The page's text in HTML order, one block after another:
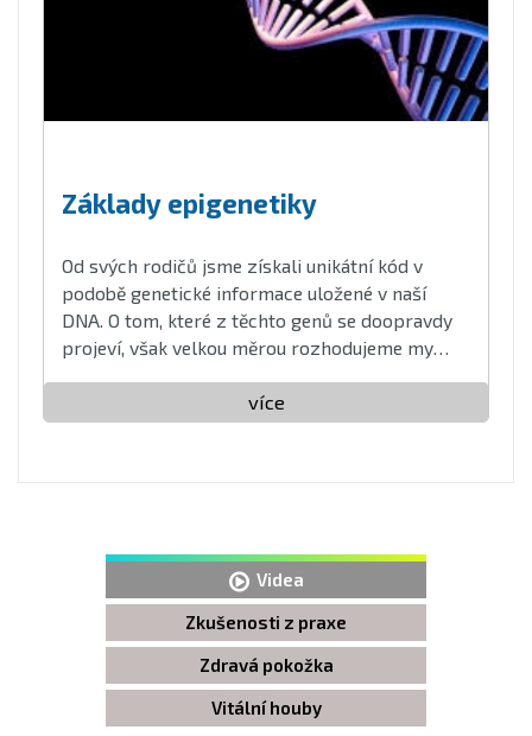
Základy epigenetiky
Od svých rodičů jsme získali unikátní kód v
podobě genetické informace uložené v naší
DNA. O tom, které z těchto genů se doopravdy
projeví, však velkou měrou rozhodujeme my
více
Videa
Zkušenosti z praxe
Zdravá pokožka
Vitální houby